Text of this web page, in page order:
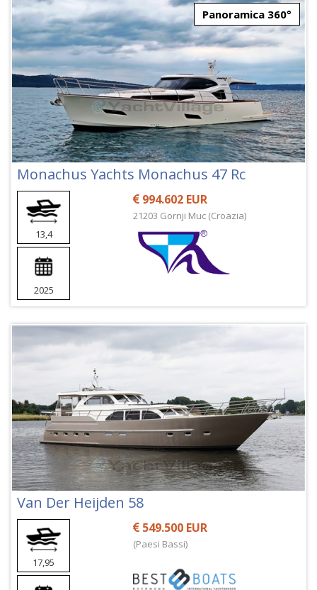
Panoramica 360°
Monachus Yachts Monachus 47 Rc
13,4
2025
994.602 EUR
21203 Gornji Muc (Croazia)
Van Der Heijden 58
17,95
549.500 EUR
(Paesi Bassi)